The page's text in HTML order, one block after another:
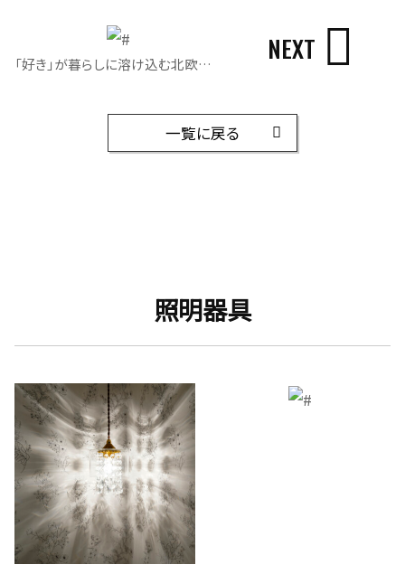
「好き」が暮らしに溶け込む北欧風の平屋｜照明 NEXT
一覧に戻る
照明器具